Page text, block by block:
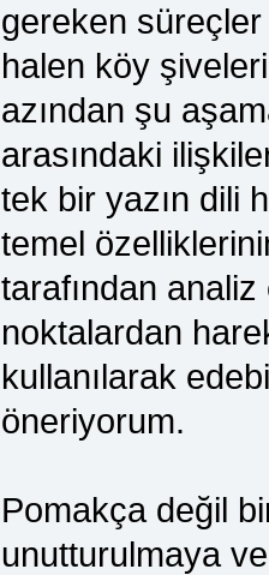
gereken
halen köy
azından şu
arasındaki
tek bir yazın dili
temel
tarafından
noktalardan
kullanılarak
öneriyorum.
Pomakça değil
unutturulmaya ve